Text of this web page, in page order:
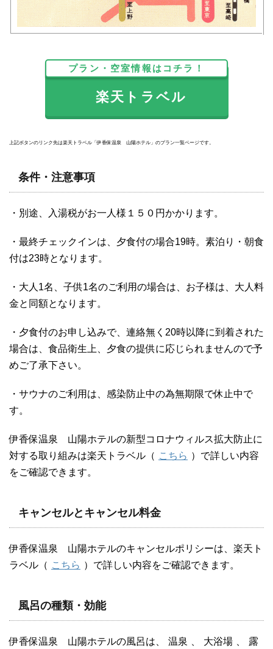
プラン・空室情報はコチラ！
楽天トラベル
上記ボタンのリンク先は楽天トラベル「伊香保温泉 山陽ホテル」のプラン一覧ページです。
条件・注意事項
・別途、入湯税がお一人様１５０円かかります。
・最終チェックインは、夕食付の場合19時。素泊り・朝食
付は23時となります。
・大人1名、子供1名のご利用の場合は、お子様は、大人料
金と同額となります。
・夕食付のお申し込みで、連絡無く20時以降に到着された
場合は、食品衛生上、夕食の提供に応じられませんので予
めご了承下さい。
・サウナのご利用は、感染防止中の為無期限で休止中で
す。
伊香保温泉 山陽ホテルの新型コロナウィルス拡大防止に
対する取り組みは楽天トラベル（ こちら ）で詳しい内容
をご確認できます。
キャンセルとキャンセル料金
伊香保温泉 山陽ホテルのキャンセルポリシーは、楽天ト
ラベル（ こちら ）で詳しい内容をご確認できます。
風呂の種類・効能
伊香保温泉 山陽ホテルの風呂は、 温泉 、 大浴場 、
露